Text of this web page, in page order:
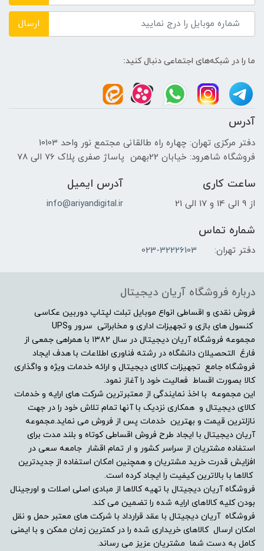
ارسال
ما را در شبکه‌های اجتماعی دنبال کنید:
آدرس
دفتر مرکزی تهران: چهاره راه طالقانی مجتمع نور واحد 10103
فروشگاه شاهرود: خیابان 22بهمن پاساژ صفری پلاک 76 الی 78
ساعت کاری
از 9 الی 14 و 17 الی 21
آدرس ایمیل
info@ariyandigital.ir
شماره تماس
دفتر تهران: 023-32226103
درباره فروشگاه آریان دیجیتال
فروش نقدی و اقساطی انواع موبایل تبلت لپتاپ دوربین عکاسی
کنسول های بازی و تجهیزات اداری و مخابراتی سرور وUPS
مجموعه فروشگاه آریان دیجیتال در سال ۱۳۸۲ با همراهی جمعی از
فارغ التحصیلان دانشگاه در رشته فناوری اطلاعات با هدف ایجاد
فروشگاه جامع تجهیزات کالای دیجیتال و ارائه خدمات ویژه و واگذاری
کالا بصورت اقساط فعالیت خود را آغاز نمود.
این مجموعه با اخذ نمایندگی از معتبرترین شرکت های ارایه و خدمات
کالای دیجیتال و همکاری نزدیک با آنها تمام تلاش خود را در جهت
نازلترین قیمت و بهترین خدمات پس از فروش می نماید.مجموعه
آریان دیجیتال با ایجاد طرح فروش اقساطی کوتاه و بلند مدت برای
استفاده مشتریان از سراسر کشور و ار تمام اقشار جامعه سعی در
افزایش قدرت خرید مشتریان و همچنین امکان استفاده از جدیدترین
کالاها با بالاترین کیفیت را ایجاد کرده است.
فروشگاه آریان دیجیتال با تهیه کالاها از مبادی اصلی اصلات و اورجینال
بودن کلیه کالاهای ارایه شده را تضمین می کند.
فروشگاه آریان دیجیتال با عقد قرارداد با شرکت های معتبر حمل و نقل
امکان ارسال کالاهای خریداری شده را در کمترین زمان ممکن و با ایمنی
کامل به دست شما مشتریان عزیز می رساند.